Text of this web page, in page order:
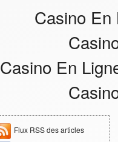
Casino En
Casino En
Flux RSS des articles